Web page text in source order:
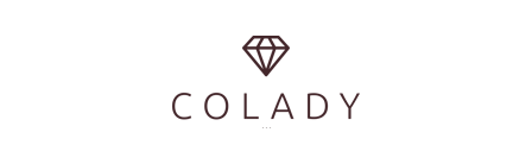
...